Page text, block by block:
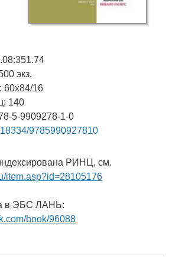
экз.
60х84/16
140
5-9909278-1-0
9785990927810
РИНЦ, см.
item.asp?id=28105176
в ЭБС ЛАНЬ:
book/96088